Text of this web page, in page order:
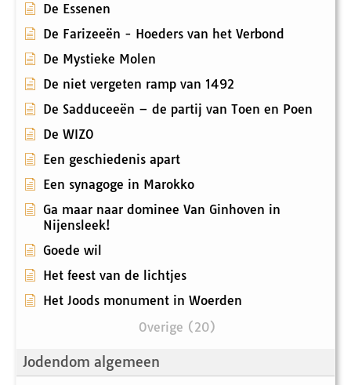
De Essenen
De Farizeeën - Hoeders van het Verbond
De Mystieke Molen
De niet vergeten ramp van 1492
De Sadduceeën – de partij van Toen en Poen
De WIZO
Een geschiedenis apart
Een synagoge in Marokko
Ga maar naar dominee Van Ginhoven in
Nijensleek!
Goede wil
Het feest van de lichtjes
Het Joods monument in Woerden
Overige (20)
Jodendom algemeen